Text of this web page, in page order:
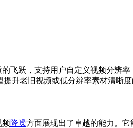
支持用户自定义视频分辨率
旧视频或低分辨率素材清晰度的用户
频降噪方面展现出了卓越的能力。